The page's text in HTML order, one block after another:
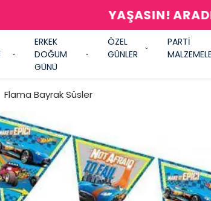
YAŞASIN!
ERKEK
DOĞUM
GÜNÜ
ÖZEL
GÜNLER
PARTİ
Flama Bayrak Süsler